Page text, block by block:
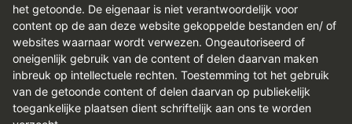
het getoonde. De eigenaar is niet verantwoordelijk voor
content op de aan deze website gekoppelde bestanden en/ of
websites waarnaar wordt verwezen. Ongeautoriseerd of
oneigenlijk gebruik van de content of delen daarvan maken
inbreuk op intellectuele rechten. Toestemming tot het gebruik
van de getoonde content of delen daarvan op publiekelijk
toegankelijke plaatsen dient schriftelijk aan ons te worden